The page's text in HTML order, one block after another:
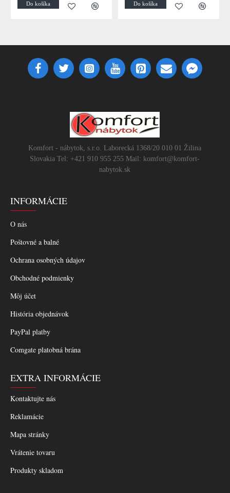
Do košíka Do košíka
Komfort - nábytok, s.r.o. Laborecká 1368/20 010 01 Žilina
Slovakia Tel: +421 910 955 255 Mail: komfort@komfort-
nabytok.sk
INFORMÁCIE
O nás
Poštovné a balné
Ochrana osobných údajov
Obchodné podmienky
Môj účet
História objednávok
PayPal platby
Comgate platobná brána
EXTRA INFORMÁCIE
Kontaktujte nás
Reklamácie
Mapa stránky
Vrátenie tovaru
Produkty skladom